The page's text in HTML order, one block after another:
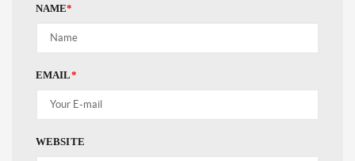
NAME*
EMAIL*
WEBSITE